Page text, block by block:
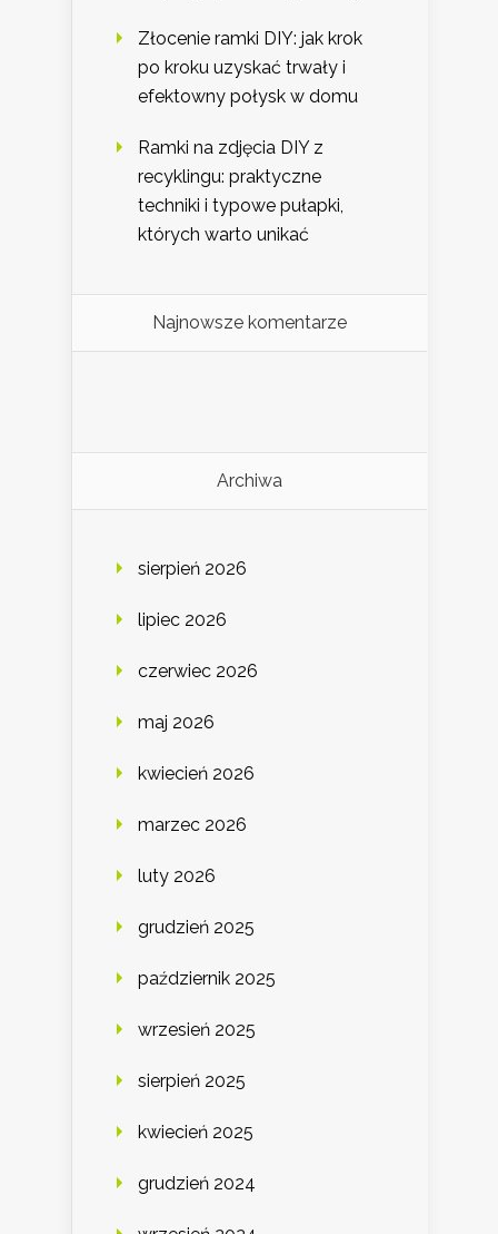
Złocenie ramki DIY: jak krok
po kroku uzyskać trwały i
efektowny połysk w domu
Ramki na zdjęcia DIY z
recyklingu: praktyczne
techniki i typowe pułapki,
których warto unikać
Najnowsze komentarze
Archiwa
sierpień 2026
lipiec 2026
czerwiec 2026
maj 2026
kwiecień 2026
marzec 2026
luty 2026
grudzień 2025
październik 2025
wrzesień 2025
sierpień 2025
kwiecień 2025
grudzień 2024